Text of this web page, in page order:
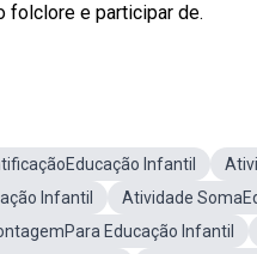
folclore e participar de.
Infantil
Infantil
Atividade
Educação Infantil